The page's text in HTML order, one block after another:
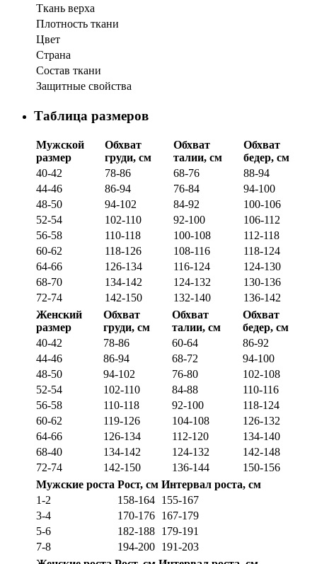
Ткань верха
Плотность ткани
Цвет
Страна
Состав ткани
Защитные свойства
Таблица размеров
Мужской
размер
Обхват
груди, см
Обхват
талии, см
Обхват
бедер, см
40-42
78-86 68-76
88-94
44-46
86-94 76-84
94-100
48-50
94-102 84-92
100-106
52-54
102-110 92-100
106-112
56-58
110-118 100-108
112-118
60-62
118-126 108-116
118-124
64-66
126-134 116-124
124-130
68-70
134-142 124-132
130-136
72-74
142-150 132-140
136-142
Женский
размер
Обхват
груди, см
Обхват
талии, см
Обхват
бедер, см
40-42
78-86 60-64
86-92
44-46
86-94 68-72
94-100
48-50
94-102 76-80
102-108
52-54
102-110 84-88
110-116
56-58
110-118 92-100
118-124
60-62
119-126 104-108
126-132
64-66
126-134 112-120
134-140
68-40
134-142 124-132
142-148
72-74
142-150 136-144
150-156
Мужские роста Рост, см Интервал роста, см
1-2
158-164 155-167
3-4
170-176 167-179
5-6
182-188 179-191
7-8
194-200 191-203